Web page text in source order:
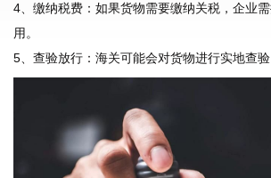
4、缴纳税费：如果货物需要缴纳关税，企业
用。
5、查验放行：海关可能会对货物进行实地查验